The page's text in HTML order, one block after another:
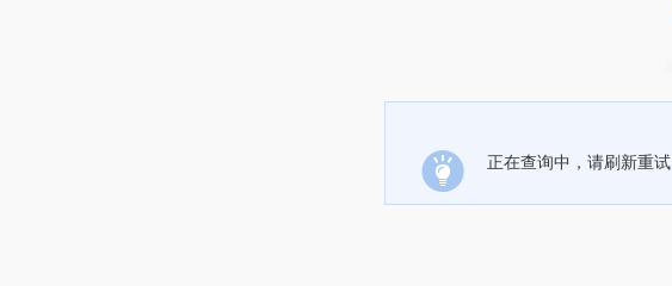
正在查询中，请刷新重试